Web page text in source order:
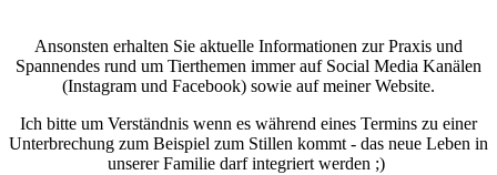
Ansonsten erhalten Sie aktuelle Informationen zur Praxis und
Spannendes rund um Tierthemen immer auf Social Media Kanälen
(Instagram und Facebook) sowie auf meiner Website.
Ich bitte um Verständnis wenn es während eines Termins zu einer
Unterbrechung zum Beispiel zum Stillen kommt - das neue Leben in
unserer Familie darf integriert werden ;)